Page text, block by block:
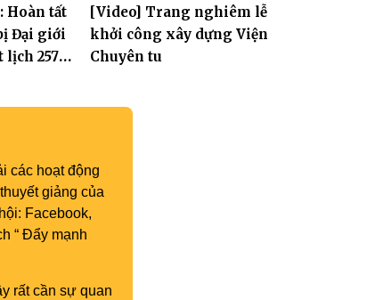
Hoàn tất
Đại giới
lịch 2570,
[Video] Trang nghiêm lễ
khởi công xây dựng Viện
Chuyên tu
các hoạt động
giảng của
Facebook,
“ Đẩy mạnh
rất cần sự quan